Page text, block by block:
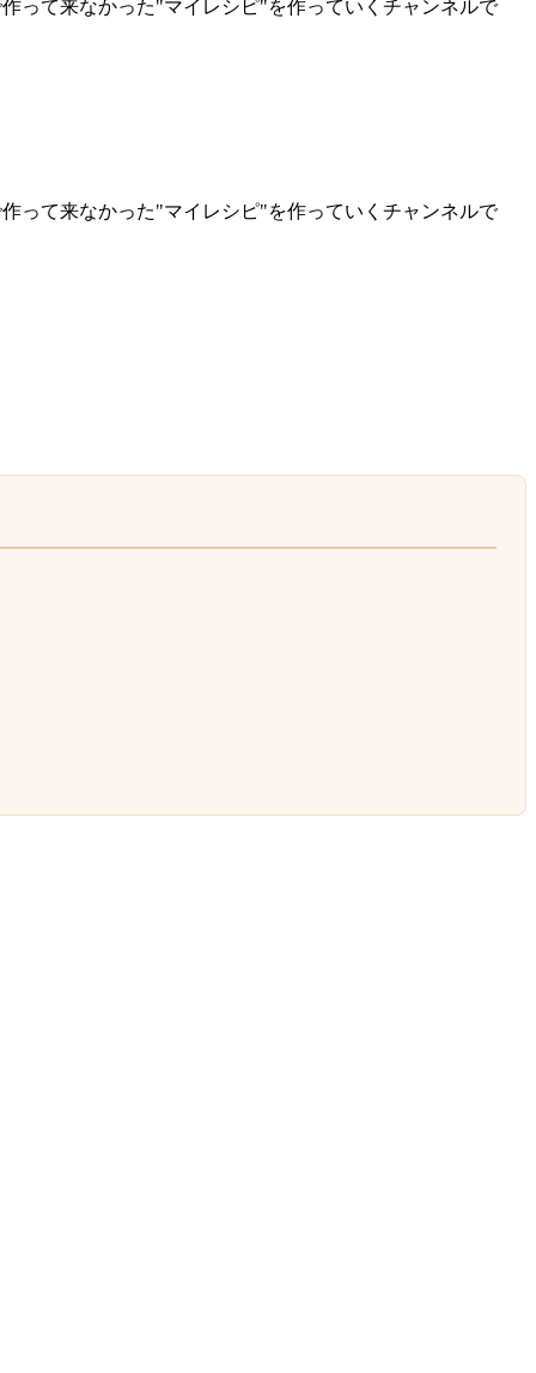
って来なかった"マイレシピ"を作っていくチャンネルで
って来なかった"マイレシピ"を作っていくチャンネルで